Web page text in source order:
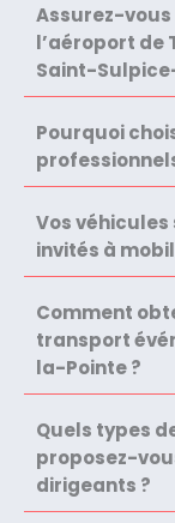
Assurez-
l’aéroport de
Saint-
Pourquoi
Vos
invités à
Comment
transport
la-Pointe ?
Quels types
proposez-
dirigeants ?